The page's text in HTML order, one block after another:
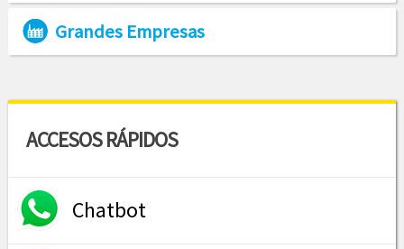
Grandes Empresas
ACCESOS RÁPIDOS
Chatbot